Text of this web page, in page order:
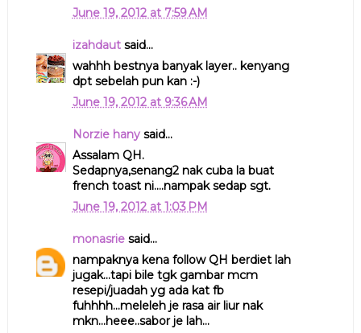
June 19, 2012 at 7:59 AM
izahdautsaid...
wahhh bestnya banyak layer.. kenyang
dpt sebelah pun kan :-)
June 19, 2012 at 9:36 AM
Norzie hanysaid...
Assalam QH.
Sedapnya,senang2 nak cuba la buat
french toast ni....nampak sedap sgt.
June 19, 2012 at 1:03 PM
monasriesaid...
nampaknya kena follow QH berdiet lah
jugak...tapi bile tgk gambar mcm
resepi/juadah yg ada kat fb
fuhhhh...meleleh je rasa air liur nak
mkn...heee..sabor je lah...